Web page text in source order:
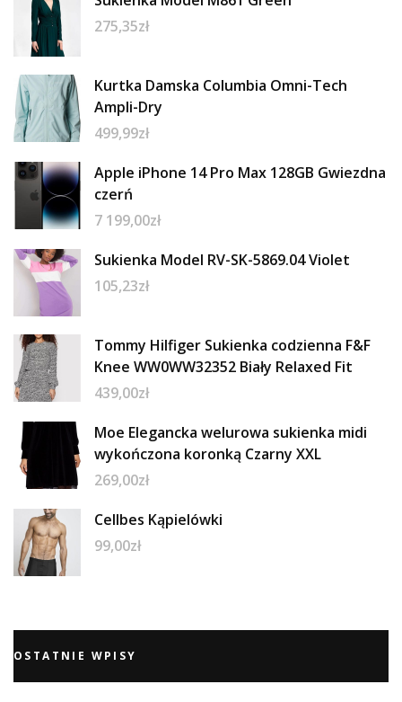
275,35zł
Kurtka Damska Columbia Omni-Tech
Ampli-Dry
499,99zł
Apple iPhone 14 Pro Max 128GB Gwiezdna
czerń
7 199,00zł
Sukienka Model RV-SK-5869.04 Violet
105,23zł
Tommy Hilfiger Sukienka codzienna F&F
Knee WW0WW32352 Biały Relaxed Fit
439,00zł
Moe Elegancka welurowa sukienka midi
wykończona koronką Czarny XXL
269,00zł
Cellbes Kąpielówki
99,00zł
OSTATNIE WPISY